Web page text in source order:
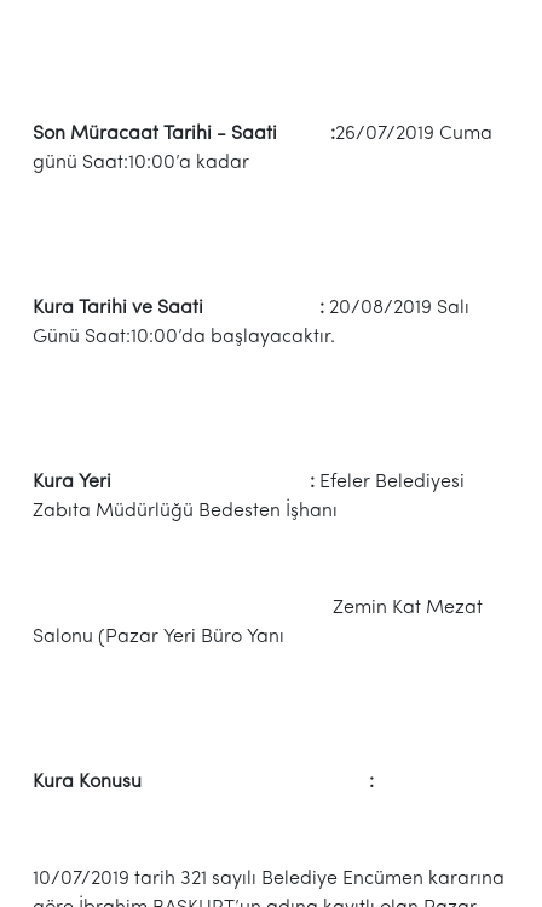
Son Müracaat Tarihi - Saati :26/07/2019 Cuma
günü Saat:10:00’a kadar
Kura Tarihi ve Saati : 20/08/2019 Salı
Günü Saat:10:00’da başlayacaktır.
Kura Yeri : Efeler Belediyesi
Zabıta Müdürlüğü Bedesten İşhanı
Zemin Kat Mezat
Salonu (Pazar Yeri Büro Yanı
Kura Konusu :
10/07/2019 tarih 321 sayılı Belediye Encümen kararına